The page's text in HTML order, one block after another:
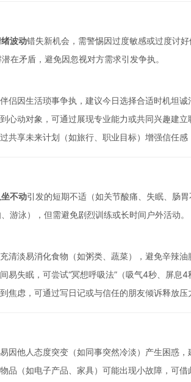
波动错失新机会，需警惕因过度敏感或过度讨
潜在矛盾，避免因忽视对方需求引发争执。
伴侣因生活琐事争执，建议今日选择合适时机坦诚
到心动对象，可通过展现专业能力或共同兴趣建立
过共享未来计划（如旅行、职业目标）增强信任感
不动引发的短期不适（如关节酸痛、失眠、肠
游泳），但需避免剧烈训练或长时间户外活动。
充清淡易消化食物（如粥类、蔬菜），避免辛辣油
间易失眠，可尝试“冥想呼吸法”（吸气4秒、屏息4
到焦虑，可通过写日记或与信任的朋友倾诉释放压
易因他人态度突变（如同事突然冷淡）产生困惑
物品（如电子产品、家具）可能出现小故障，可